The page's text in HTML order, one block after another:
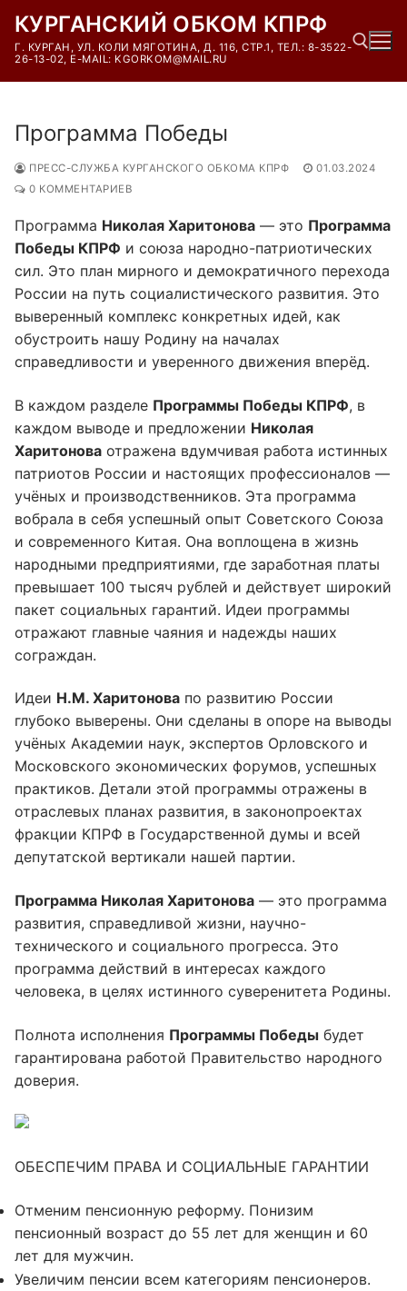
содержимому
КУРГАНСКИЙ ОБКОМ КПРФ
Г. КУРГАН, УЛ. КОЛИ МЯГОТИНА, Д. 116, СТР.1, ТЕЛ.: 8-3522-
26-13-02, E-MAIL: KGORKOM@MAIL.RU
Программа Победы
ПРЕСС-СЛУЖБА КУРГАНСКОГО ОБКОМА КПРФ
01.03.2024
0 КОММЕНТАРИЕВ
Программа Николая Харитонова — это Программа
Победы КПРФ и союза народно-патриотических
сил. Это план мирного и демократичного перехода
России на путь социалистического развития. Это
выверенный комплекс конкретных идей, как
обустроить нашу Родину на началах
справедливости и уверенного движения вперёд.
В каждом разделе Программы Победы КПРФ, в
каждом выводе и предложении Николая
Харитонова отражена вдумчивая работа истинных
патриотов России и настоящих профессионалов —
учёных и производственников. Эта программа
вобрала в себя успешный опыт Советского Союза
и современного Китая. Она воплощена в жизнь
народными предприятиями, где заработная платы
превышает 100 тысяч рублей и действует широкий
пакет социальных гарантий. Идеи программы
отражают главные чаяния и надежды наших
сограждан.
Идеи Н.М. Харитонова по развитию России
глубоко выверены. Они сделаны в опоре на выводы
учёных Академии наук, экспертов Орловского и
Московского экономических форумов, успешных
практиков. Детали этой программы отражены в
отраслевых планах развития, в законопроектах
фракции КПРФ в Государственной думы и всей
депутатской вертикали нашей партии.
Программа Николая Харитонова — это программа
развития, справедливой жизни, научно-
технического и социального прогресса. Это
программа действий в интересах каждого
человека, в целях истинного суверенитета Родины.
Полнота исполнения Программы Победы будет
гарантирована работой Правительство народного
доверия.
ОБЕСПЕЧИМ ПРАВА И СОЦИАЛЬНЫЕ ГАРАНТИИ
Отменим пенсионную реформу. Понизим
пенсионный возраст до 55 лет для женщин и 60
лет для мужчин.
Увеличим пенсии всем категориям пенсионеров.